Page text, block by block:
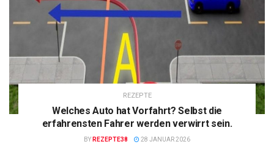
REZEPTE
Welches Auto hat Vorfahrt? Selbst die
erfahrensten Fahrer werden verwirrt sein.
BY REZEPTE38 28 JANUAR 2026